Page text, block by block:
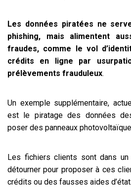
Les données piratées ne
phishing, mais alimentent
fraudes, comme le vol
crédits en ligne par
prélèvements frauduleux.
Un exemple supplémentaire,
est le piratage des données
poser des panneaux
Les fichiers clients sont dans
détourner pour proposer à ces
crédits ou des fausses aides